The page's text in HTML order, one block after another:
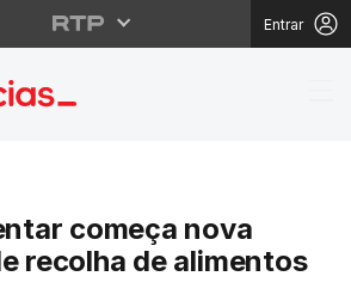
Entrar
começa nova
recolha de alimentos